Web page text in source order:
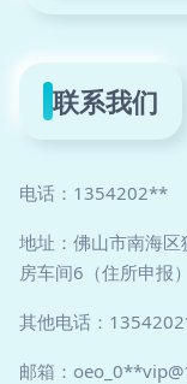
联系我们
电话：1354202**
地址：佛山市南海
房车间6（住所申报）
其他电话：
邮箱：oeo_0**